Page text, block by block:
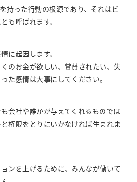
持った行動の根源であり、それはビ
も呼ばれます。
に起因します。
のお金が欲しい、賞賛されたい、失
た感情は大事にしてください。
会社や誰かが与えてくれるものでは
権限をとりにいかなければ生まれま
ンを上げるために、みんなが働いて